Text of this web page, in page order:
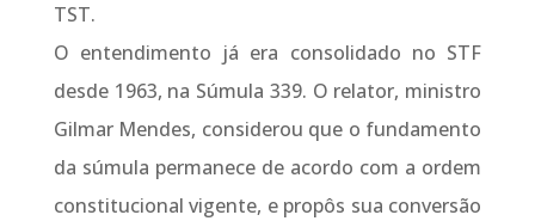
TST.
O entendimento já era consolidado no STF
desde 1963, na Súmula 339. O relator, ministro
Gilmar Mendes, considerou que o fundamento
da súmula permanece de acordo com a ordem
constitucional vigente, e propôs sua conversão